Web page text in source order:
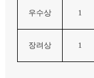
우수상 1
장려상 1